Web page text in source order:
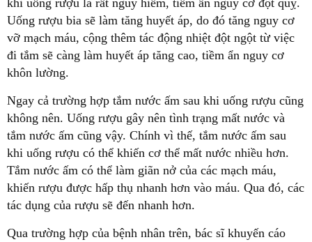
Uống rượu bia sẽ làm tăng huyết áp, do đó tăng nguy cơ
vỡ mạch máu, cộng thêm tác động nhiệt đột ngột từ việc
đi tắm sẽ càng làm huyết áp tăng cao, tiềm ẩn nguy cơ
khôn lường.
Ngay cả trường hợp tắm nước ấm sau khi uống rượu cũng
không nên. Uống rượu gây nên tình trạng mất nước và
tắm nước ấm cũng vậy. Chính vì thế, tắm nước ấm sau
khi uống rượu có thể khiến cơ thể mất nước nhiều hơn.
Tắm nước ấm có thể làm giãn nở của các mạch máu,
khiến rượu được hấp thụ nhanh hơn vào máu. Qua đó, các
tác dụng của rượu sẽ đến nhanh hơn.
Qua trường hợp của bệnh nhân trên, bác sĩ khuyến cáo